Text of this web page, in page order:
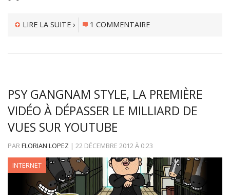
LIRE LA SUITE › 1 COMMENTAIRE
PSY GANGNAM STYLE, LA PREMIÈRE
VIDÉO À DÉPASSER LE MILLIARD DE
VUES SUR YOUTUBE
PARFLORIAN LOPEZ | 22 DÉCEMBRE 2012À 0:23
INTERNET